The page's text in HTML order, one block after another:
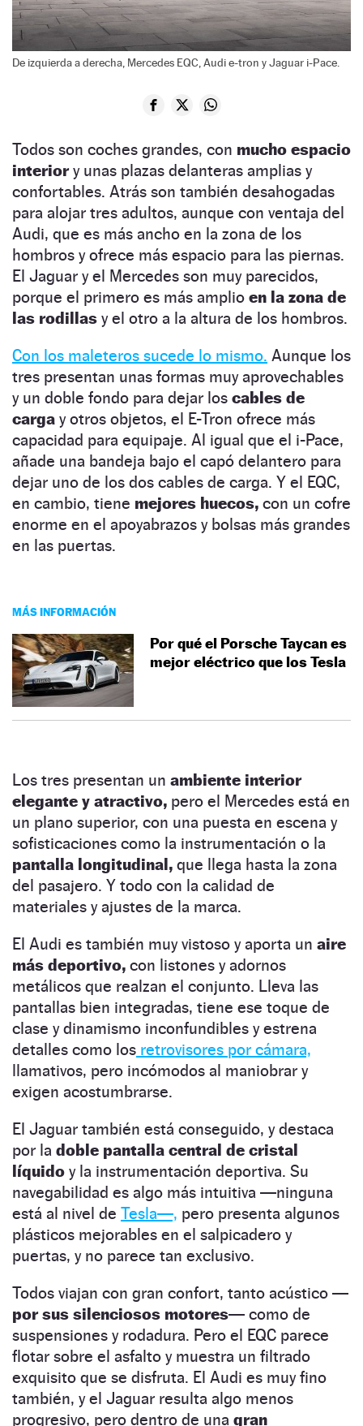
De izquierda a derecha, Mercedes EQC, Audi e-tron y Jaguar i-Pace.
Todos son coches grandes, con mucho espacio
interiory unas plazas delanteras amplias y
confortables. Atrás son también desahogadas
para alojar tres adultos, aunque con ventaja del
Audi, que es más ancho en la zona de los
hombros y ofrece más espacio para las piernas.
El Jaguar y el Mercedes son muy parecidos,
porque el primero es más amplio en la zona de
las rodillas y el otro a la altura de los hombros.
Con los maleteros sucede lo mismo. Aunque los
tres presentan unas formas muy aprovechables
y un doble fondo para dejar los cables de
carga y otros objetos, el E-Tron ofrece más
capacidad para equipaje. Al igual que el i-Pace,
añade una bandeja bajo el capó delantero para
dejar uno de los dos cables de carga. Y el EQC,
en cambio, tiene mejores huecos, con un cofre
enorme en el apoyabrazos y bolsas más grandes
en las puertas.
MÁS INFORMACIÓN
Por qué el Porsche Taycan es
mejor eléctrico que los Tesla
Los tres presentan un ambiente interior
elegante y atractivo, pero el Mercedes está en
un plano superior, con una puesta en escena y
sofisticaciones como la instrumentación o la
pantalla longitudinal, que llega hasta la zona
del pasajero. Y todo con la calidad de
materiales y ajustes de la marca.
El Audi es también muy vistoso y aporta un aire
más deportivo, con listones y adornos
metálicos que realzan el conjunto. Lleva las
pantallas bien integradas, tiene ese toque de
clase y dinamismo inconfundibles y estrena
detalles como los retrovisores por cámara,
llamativos, pero incómodos al maniobrar y
exigen acostumbrarse.
El Jaguar también está conseguido, y destaca
por la doble pantalla central de cristal
líquido y la instrumentación deportiva. Su
navegabilidad es algo más intuitiva —ninguna
está al nivel de Tesla—, pero presenta algunos
plásticos mejorables en el salpicadero y
puertas, y no parece tan exclusivo.
Todos viajan con gran confort, tanto acústico —
por sus silenciosos motores— como de
suspensiones y rodadura. Pero el EQC parece
flotar sobre el asfalto y muestra un filtrado
exquisito que se disfruta. El Audi es muy fino
también, y el Jaguar resulta algo menos
progresivo, pero dentro de una gran